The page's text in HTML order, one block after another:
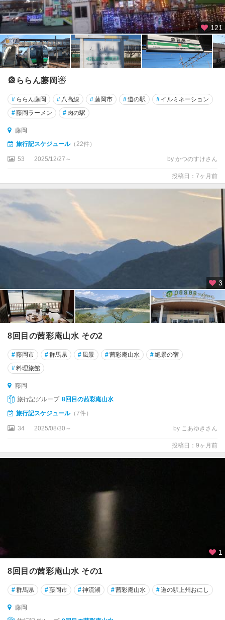
田
・
神
・
片
品
・
瀬
上
・
ヶ
121
🎡ららん藤岡☃
# ららん藤岡 # 八高線 #藤岡市 #道の駅 # イルミネーション
#藤岡ラーメン # 肉の駅
藤岡
旅行記スケジュール（22件）
53 2025/12/27～ by かつのすけさん
投稿日：7ヶ月前
3
8回目の茜彩庵山水 その2
#藤岡市 #群馬県 # 風景 #茜彩庵山水 #絶景の宿
#料理旅館
藤岡
旅行記グループ 8回目の茜彩庵山水
旅行記スケジュール（7件）
34 2025/08/30～ by こあゆきさん
投稿日：9ヶ月前
1
8回目の茜彩庵山水 その1
#群馬県 #藤岡市 #神流湖 #茜彩庵山水 #道の駅上州おにし
藤岡